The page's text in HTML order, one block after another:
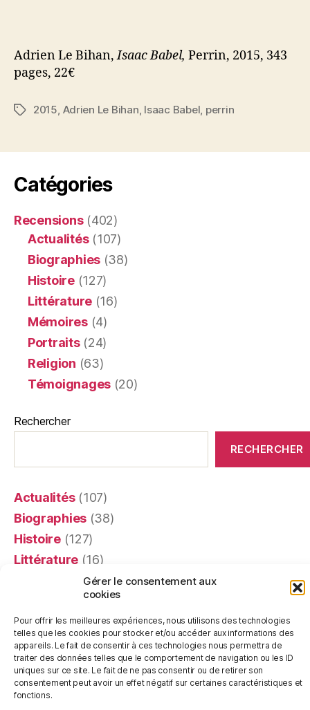
Gérer le consentement aux
cookies
Pour offrir les meilleures expériences, nous utilisons des technologies
telles que les cookies pour stocker et/ou accéder aux informations des
appareils. Le fait de consentir à ces technologies nous permettra de
traiter des données telles que le comportement de navigation ou les ID
uniques sur ce site. Le fait de ne pas consentir ou de retirer son
consentement peut avoir un effet négatif sur certaines caractéristiques et
fonctions.
Adrien Le Bihan,Isaac Babel, Perrin, 2015, 343
pages, 22€
Étiquettes
2015, Adrien Le Bihan, Isaac Babel, perrin
Catégories
Recensions(402)
Actualités(107)
Biographies (38)
Histoire(127)
Littérature (16)
Mémoires(4)
Portraits(24)
Religion (63)
Témoignages (20)
Rechercher
RECHERCHER
Actualités(107)
Biographies (38)
Histoire(127)
Littérature (16)
(4)
(24)
Recensions(401)
Religion(63)
Témoignages(20)